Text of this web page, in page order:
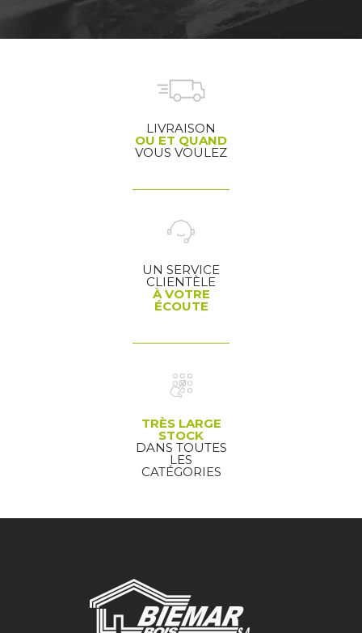
LIVRAISON
OU ET QUAND
VOUS VOULEZ
UN SERVICE
CLIENTÈLE
À VOTRE
ÉCOUTE
TRÈS LARGE
STOCK
DANS TOUTES
LES
CATÉGORIES